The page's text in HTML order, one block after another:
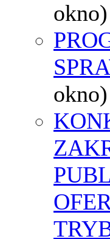
okno)
okno)